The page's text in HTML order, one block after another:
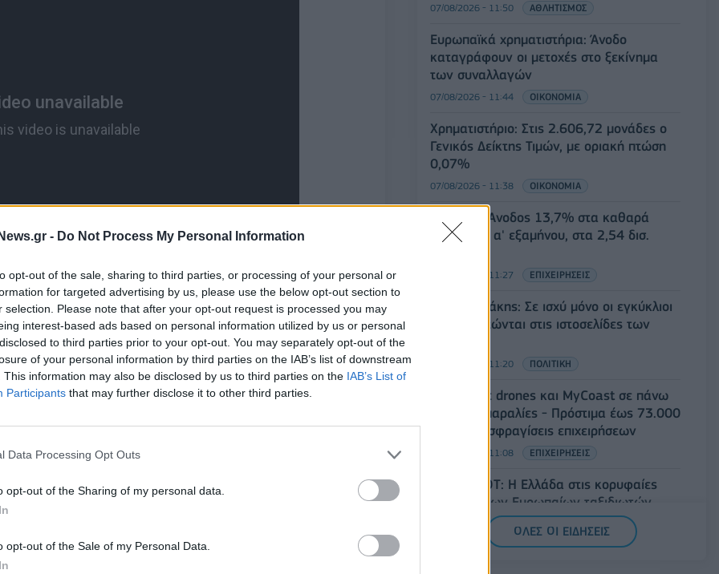
- Do Not Process My Personal Information
opt-out of the sale, sharing to third parties, or processing of your personal or
for targeted advertising by us, please use the below opt-out section to
selection. Please note that after your opt-out request is processed you may
interest-based ads based on personal information utilized by us or personal
to third parties prior to your opt-out. You may separately opt-out of the
of your personal information by third parties on the IAB’s list of downstream
This information may also be disclosed by us to third parties on the IAB’s List of
Participants that may further disclose it to other third parties.
Data Processing Opt Outs
opt-out of the Sharing of my personal data.
opt-out of the Sale of my Personal Data.
07/08/2026 - 11:50 ΑΘΛΗΤΙΣΜΟΣ
Ευρωπαϊκά χρηματιστήρια: Άνοδο
καταγράφουν οι μετοχές στο ξεκίνημα
των συναλλαγών
07/08/2026 - 11:44 ΟΙΚΟΝΟΜΙΑ
Χρηματιστήριο: Στις 2.606,72 μονάδες ο
Γενικός Δείκτης Τιμών, με οριακή πτώση
0,07%
07/08/2026 - 11:38 ΟΙΚΟΝΟΜΙΑ
Generali: Άνοδος 13,7% στα καθαρά
κέρδη του α' εξαμήνου, στα 2,54 δισ.
07/08/2026 - 11:27 ΕΠΙΧΕΙΡΗΣΕΙΣ
Κ. Χατζηδάκης: Σε ισχύ μόνο οι εγκύκλιοι
που αναρτώνται στις ιστοσελίδες των
07/08/2026 - 11:20 ΠΟΛΙΤΙΚΗ
Έλεγχοι με drones και MyCoast σε πάνω
από 300 παραλίες - Πρόστιμα έως 73.000
ευρώ και σφραγίσεις επιχειρήσεων
07/08/2026 - 11:08 ΕΠΙΧΕΙΡΗΣΕΙΣ
Έρευνα ΕΟΤ: Η Ελλάδα στις κορυφαίες
επιλογές των Ευρωπαίων ταξιδιωτών
07/08/2026 - 10:56
ΟΛΕΣ ΟΙ ΕΙΔΗΣΕΙΣ